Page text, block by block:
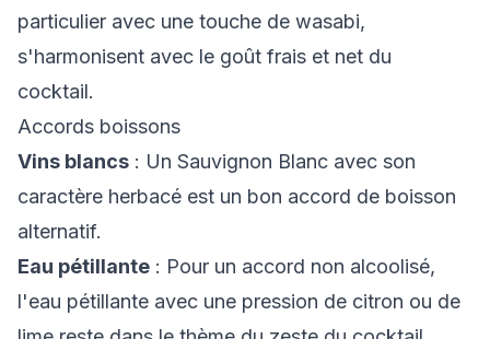
particulier avec une touche de wasabi,
s'harmonisent avec le goût frais et net du
cocktail.
Accords boissons
Vins blancs : Un Sauvignon Blanc avec son
caractère herbacé est un bon accord de boisson
alternatif.
Eau pétillante : Pour un accord non alcoolisé,
l'eau pétillante avec une pression de citron ou de